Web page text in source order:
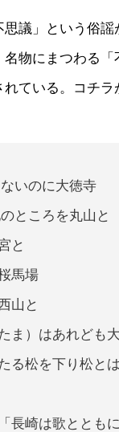
議」という俗謡
物にまつわる
ている。コチラ
いのに大徳寺
ところを丸山と
と
馬場
山と
ま）はあれども
る松を下り松とは
「長崎は歌とと